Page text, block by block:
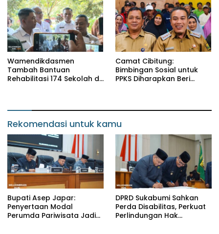
Wamendikdasmen
Tambah Bantuan
Rehabilitasi 174 Sekolah di
Camat Cibitung:
Bimbingan Sosial untuk
PPKS Diharapkan Beri
Rekomendasi untuk kamu
Bupati Asep Japar:
Penyertaan Modal
Perumda Pariwisata Jadi
DPRD Sukabumi Sahkan
Perda Disabilitas, Perkuat
Perlindungan Hak